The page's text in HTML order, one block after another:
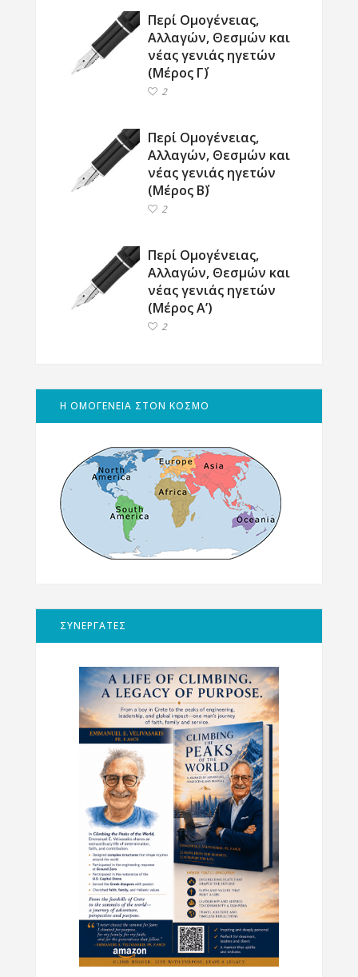
Περί Ομογένειας,
Αλλαγών, Θεσμών και
νέας γενιάς ηγετών
(Μέρος Γ΄)
2
Περί Ομογένειας,
Αλλαγών, Θεσμών και
νέας γενιάς ηγετών
(Μέρος Β΄)
2
Περί Ομογένειας,
Αλλαγών, Θεσμών και
νέας γενιάς ηγετών
(Μέρος Α’)
2
Η ΟΜΟΓΕΝΕΙΑ ΣΤΟΝ ΚΟΣΜΟ
ΣΥΝΕΡΓΑΤΕΣ